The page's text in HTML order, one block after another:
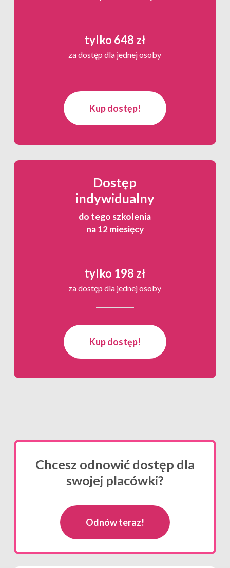
tylko 648 zł
za dostęp dla jednej osoby
Kup dostęp!
Dostęp
indywidualny
do tego szkolenia
na 12 miesięcy
tylko 198 zł
za dostęp dla jednej osoby
Kup dostęp!
Chcesz odnowić dostęp dla
swojej placówki?
Odnów teraz!